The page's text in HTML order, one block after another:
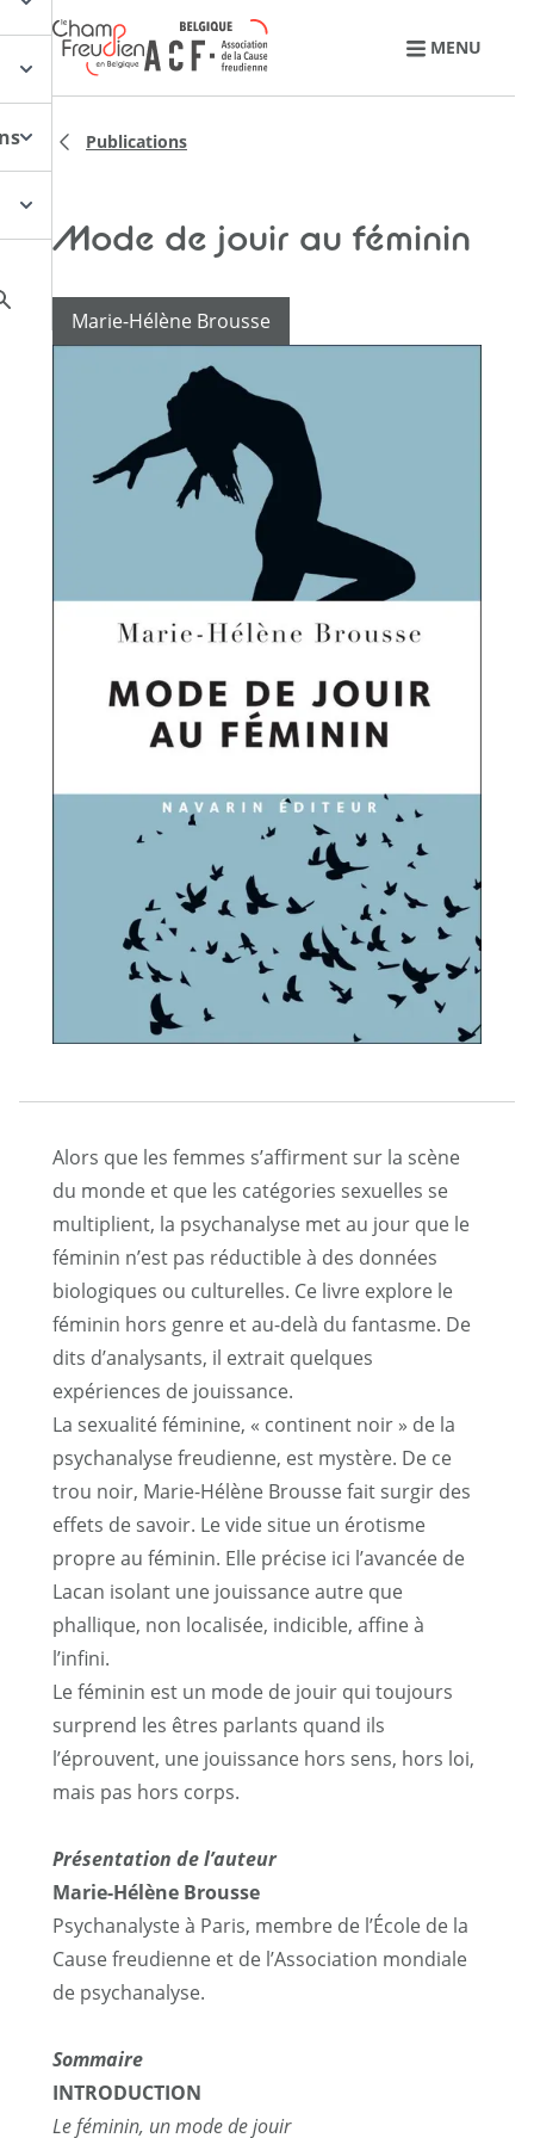
Retourner à l'accueil
MENU
Publications
Mode de jouir au féminin
Marie-Hélène Brousse
Alors que les femmes s’affirment sur la scène
du monde et que les catégories sexuelles se
multiplient, la psychanalyse met au jour que le
féminin n’est pas réductible à des données
biologiques ou culturelles. Ce livre explore le
féminin hors genre et au-delà du fantasme. De
dits d’analysants, il extrait quelques
expériences de jouissance.
La sexualité féminine, « continent noir » de la
psychanalyse freudienne, est mystère. De ce
trou noir, Marie-Hélène Brousse fait surgir des
effets de savoir. Le vide situe un érotisme
propre au féminin. Elle précise ici l’avancée de
Lacan isolant une jouissance autre que
phallique, non localisée, indicible, affine à
l’infini.
Le féminin est un mode de jouir qui toujours
surprend les êtres parlants quand ils
l’éprouvent, une jouissance hors sens, hors loi,
mais pas hors corps.
Présentation de l’auteur
Marie-Hélène Brousse
Psychanalyste à Paris, membre de l’École de la
Cause freudienne et de l’Association mondiale
de psychanalyse.
Sommaire
INTRODUCTION
Le féminin, un mode de jouir